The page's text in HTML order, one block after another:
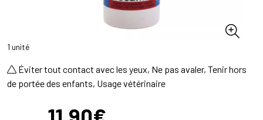
1 unité
Éviter tout contact avec les yeux, Ne pas avaler, Tenir hors
de portée des enfants, Usage vétérinaire